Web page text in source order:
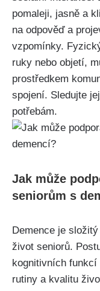
pomaleji, jasně a
na odpověď a
vzpomínky.
ruky nebo objetí,
prostředkem
spojení. Sledujte
potřebám.
Jak může
seniorům s
Demence je
život seniorů.
kognitivních
rutiny a kvalitu